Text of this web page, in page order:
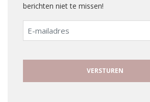
berichten niet te missen!
E-
mailadres